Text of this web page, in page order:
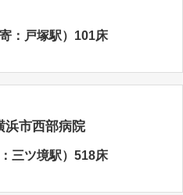
：戸塚駅）101床
浜市西部病院
三ツ境駅）518床